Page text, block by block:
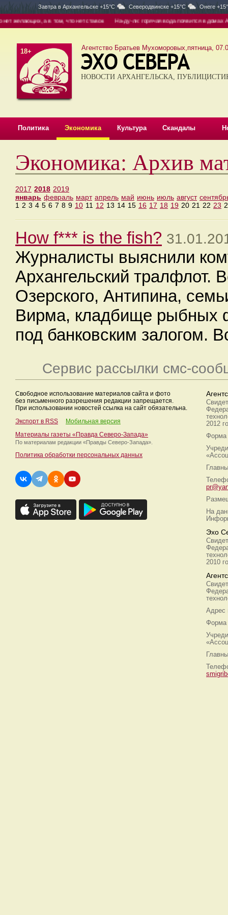
Завтра в Архангельске +15°C Северодвинске +15°C Онеге
желающих, а в том, что нет ставок На-ду-ли: горячая вода появится в домах
18+ Агентство Братьев Мухоморовых,пятница,
НОВОСТИ АРХАНГЕЛЬСКА,
Политика Экономика Культура Скандалы
Экономика: Архив
2017 2018 2019
январь февраль март апрель май июнь июль август
1 2 3 4 5 6 7 8 9 10 11 12 13 14 15 16 17 18 19 20 21 22 23
How f*** is the fish?
Журналисты выяснили
Архангельский тралфлот.
Озерского, Антипина,
Вирма, кладбище рыбных
под банковским залогом.
Сервис рассылки смс-
Свободное использование материалов сайта и фото
без письменного разрешения редакции запрещается.
При использовании новостей ссылка на сайт обязательна.
Экспорт в RSS
Мобильная версия
Материалы газеты «Правда Северо-Запада»
По материалам редакции «Правды Северо-Запада».
Политика обработки персональных данных
2012
Форма
На
Эхо
2010
Адрес
Форма